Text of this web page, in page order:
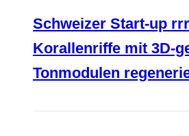
Schweizer Start-up
Korallenriffe mit 3D-
Tonmodulen